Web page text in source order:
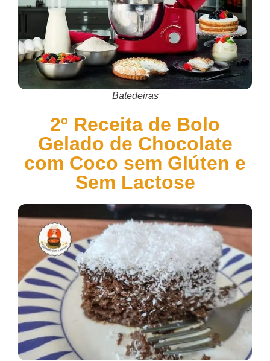
Batedeiras
2º Receita de Bolo
Gelado de Chocolate
com Coco sem Glúten e
Sem Lactose